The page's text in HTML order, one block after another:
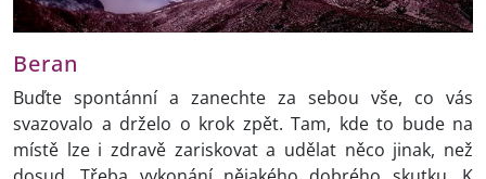
Beran
Buďte spontánní a zanechte za sebou vše, co vás
svazovalo a drželo o krok zpět. Tam, kde to bude na
místě lze i zdravě zariskovat a udělat něco jinak, než